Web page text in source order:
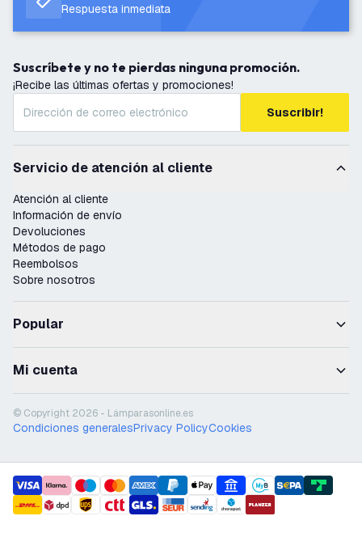
Respuesta inmediata
Suscríbete y no te pierdas ninguna promoción.
¡Recibe las últimas ofertas y promociones!
Suscribir!
Servicio de atención al cliente
Atención al cliente
Información de envío
Devoluciones
Métodos de pago
Reembolsos
Sobre nosotros
Popular
Mi cuenta
© Copyright 2026 - Lámparasonline.es
Condiciones generalesPrivacy PolicyCookies
payment methods
shipment methods